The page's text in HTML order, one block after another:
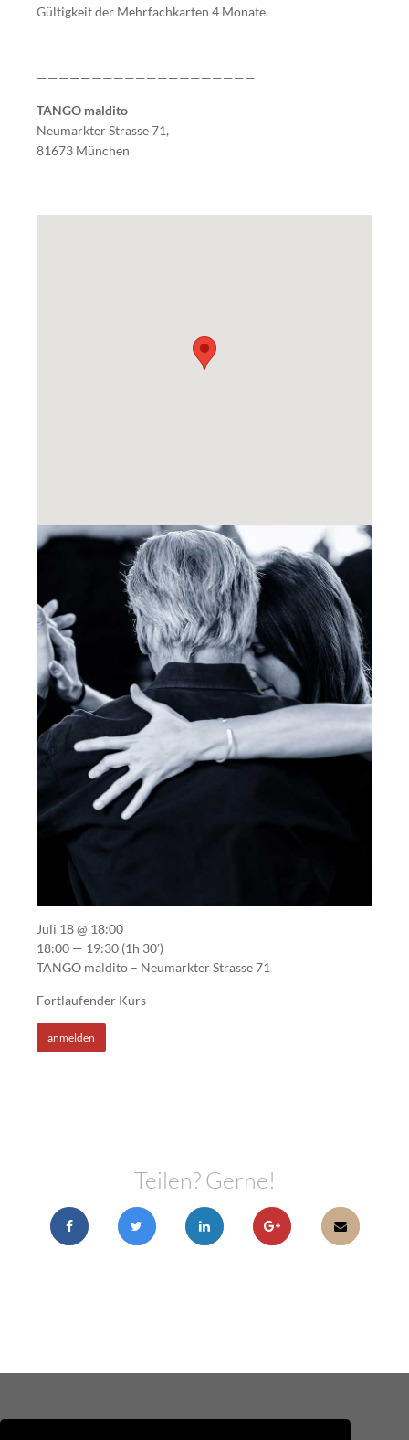
Gültigkeit der Mehrfachkarten 4 Monate.
————————————————————
TANGO maldito
Neumarkter Strasse 71,
81673 München
Juli 18 @ 18:00
18:00 — 19:30 (1h 30′)
TANGO maldito – Neumarkter Strasse 71
Fortlaufender Kurs
anmelden
Teilen? Gerne!